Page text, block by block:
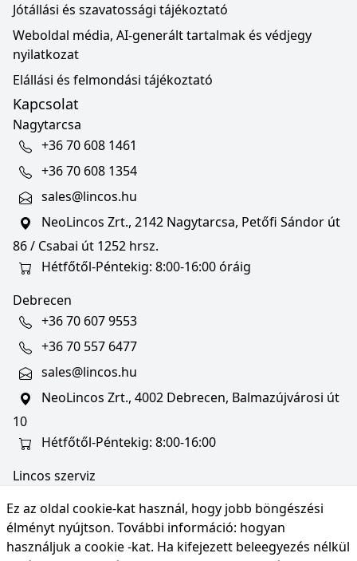
Ez az oldal cookie-kat használ, hogy jobb böngészési
élményt nyújtson. További információ: hogyan
használjuk a cookie -kat. Ha kifejezett beleegyezés nélkül
Jótállási és szavatossági tájékoztató
Weboldal média, AI-generált tartalmak és védjegy
nyilatkozat
Elállási és felmondási tájékoztató
Kapcsolat
Nagytarcsa
+36 70 608 1461
+36 70 608 1354
sales@lincos.hu
NeoLincos Zrt., 2142 Nagytarcsa, Petőfi Sándor út
86 / Csabai út 1252 hrsz.
Hétfőtől-Péntekig: 8:00-16:00 óráig
Debrecen
+36 70 607 9553
+36 70 557 6477
sales@lincos.hu
NeoLincos Zrt., 4002 Debrecen, Balmazújvárosi út
10
Hétfőtől-Péntekig: 8:00-16:00
Lincos szerviz
NeoLincos Zrt., 4002 Debrecen, Balmazújvárosi út
10